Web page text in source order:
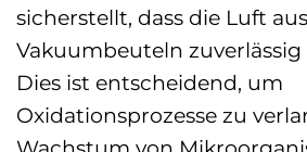
sicherstellt, dass die Luft
Vakuumbeuteln
Dies ist entscheidend, um
Oxidationsprozesse zu